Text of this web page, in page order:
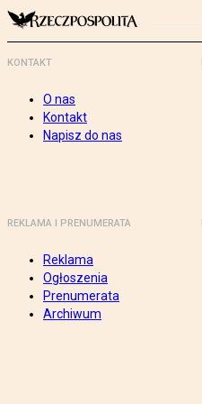
KONTAKT
O nas
Kontakt
Napisz do nas
REKLAMA I PRENUMERATA
Reklama
Ogłoszenia
Prenumerata
Archiwum